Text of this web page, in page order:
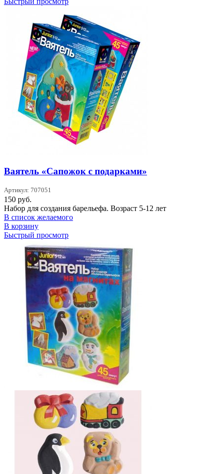
Ваятель «Сапожок с подарками»
Артикул: 707051
150 руб.
Набор для создания барельефа. Возраст 5-12 лет
В список желаемого
В корзину
Быстрый просмотр